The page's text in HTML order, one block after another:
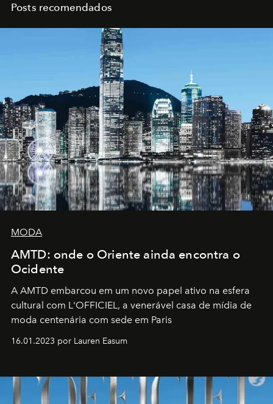
Posts recomendados
MODA
AMTD: onde o Oriente ainda encontra o
Ocidente
A AMTD embarcou em um novo papel ativo na esfera
cultural com L'OFFICIEL, a venerável casa de mídia de
moda centenária com sede em Paris
16.01.2023 por Lauren Easum